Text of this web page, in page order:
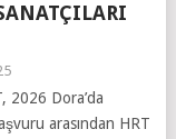
2026 Dora’da
arasından HRT